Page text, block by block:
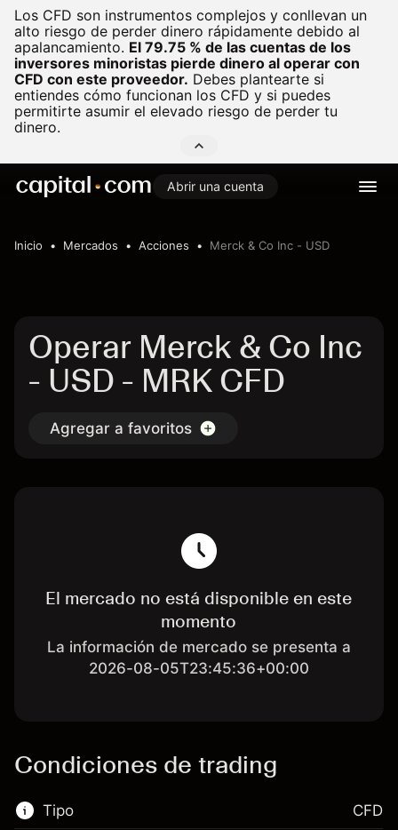
Los CFD son instrumentos complejos y conllevan un
alto riesgo de perder dinero rápidamente debido al
apalancamiento. El 79.75 % de las cuentas de los
inversores minoristas pierde dinero al operar con
CFD con este proveedor. Debes plantearte si
entiendes cómo funcionan los CFD y si puedes
permitirte asumir el elevado riesgo de perder tu
dinero.
Abrir una cuenta
Inicio Mercados Acciones Merck & Co Inc - USD
Operar Merck & Co Inc
- USD - MRK CFD
Agregar a favoritos
El mercado no está disponible en este
momento
La información de mercado se presenta a
2026-08-05T23:45:36+00:00
Condiciones de trading
Tipo CFD